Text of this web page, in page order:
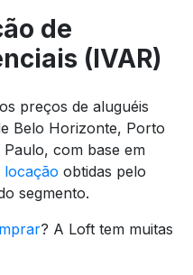
de
(IVAR)
preços de aluguéis
Belo Horizonte, Porto
com base em
obtidas pelo
segmento.
? A Loft tem muitas